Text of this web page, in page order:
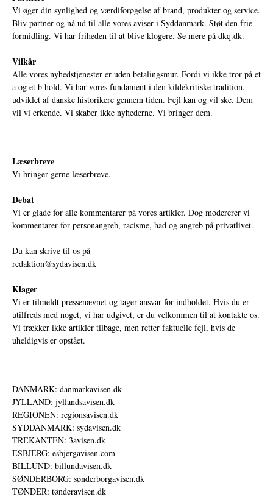
Vi øger din synlighed og værdiforøgelse af brand, produkter og service.
Bliv partner og nå ud til alle vores aviser i Syddanmark. Støt den frie
formidling. Vi har friheden til at blive klogere. Se mere på dkq.dk.
Vilkår
Alle vores nyhedstjenester er uden betalingsmur. Fordi vi ikke tror på et
a og et b hold. Vi har vores fundament i den kildekritiske tradition,
udviklet af danske historikere gennem tiden. Fejl kan og vil ske. Dem
vil vi erkende. Vi skaber ikke nyhederne. Vi bringer dem.
Læserbreve
Vi bringer gerne læserbreve.
Debat
Vi er glade for alle kommentarer på vores artikler. Dog modererer vi
kommentarer for personangreb, racisme, had og angreb på privatlivet.
Du kan skrive til os på
redaktion@sydavisen.dk
Klager
Vi er tilmeldt pressenævnet og tager ansvar for indholdet. Hvis du er
utilfreds med noget, vi har udgivet, er du velkommen til at kontakte os.
Vi trækker ikke artikler tilbage, men retter faktuelle fejl, hvis de
uheldigvis er opstået.
DANMARK: danmarkavisen.dk
JYLLAND: jyllandsavisen.dk
REGIONEN: regionsavisen.dk
SYDDANMARK: sydavisen.dk
TREKANTEN: 3avisen.dk
ESBJERG: esbjergavisen.com
BILLUND: billundavisen.dk
SØNDERBORG: sønderborgavisen.dk
TØNDER: tønderavisen.dk